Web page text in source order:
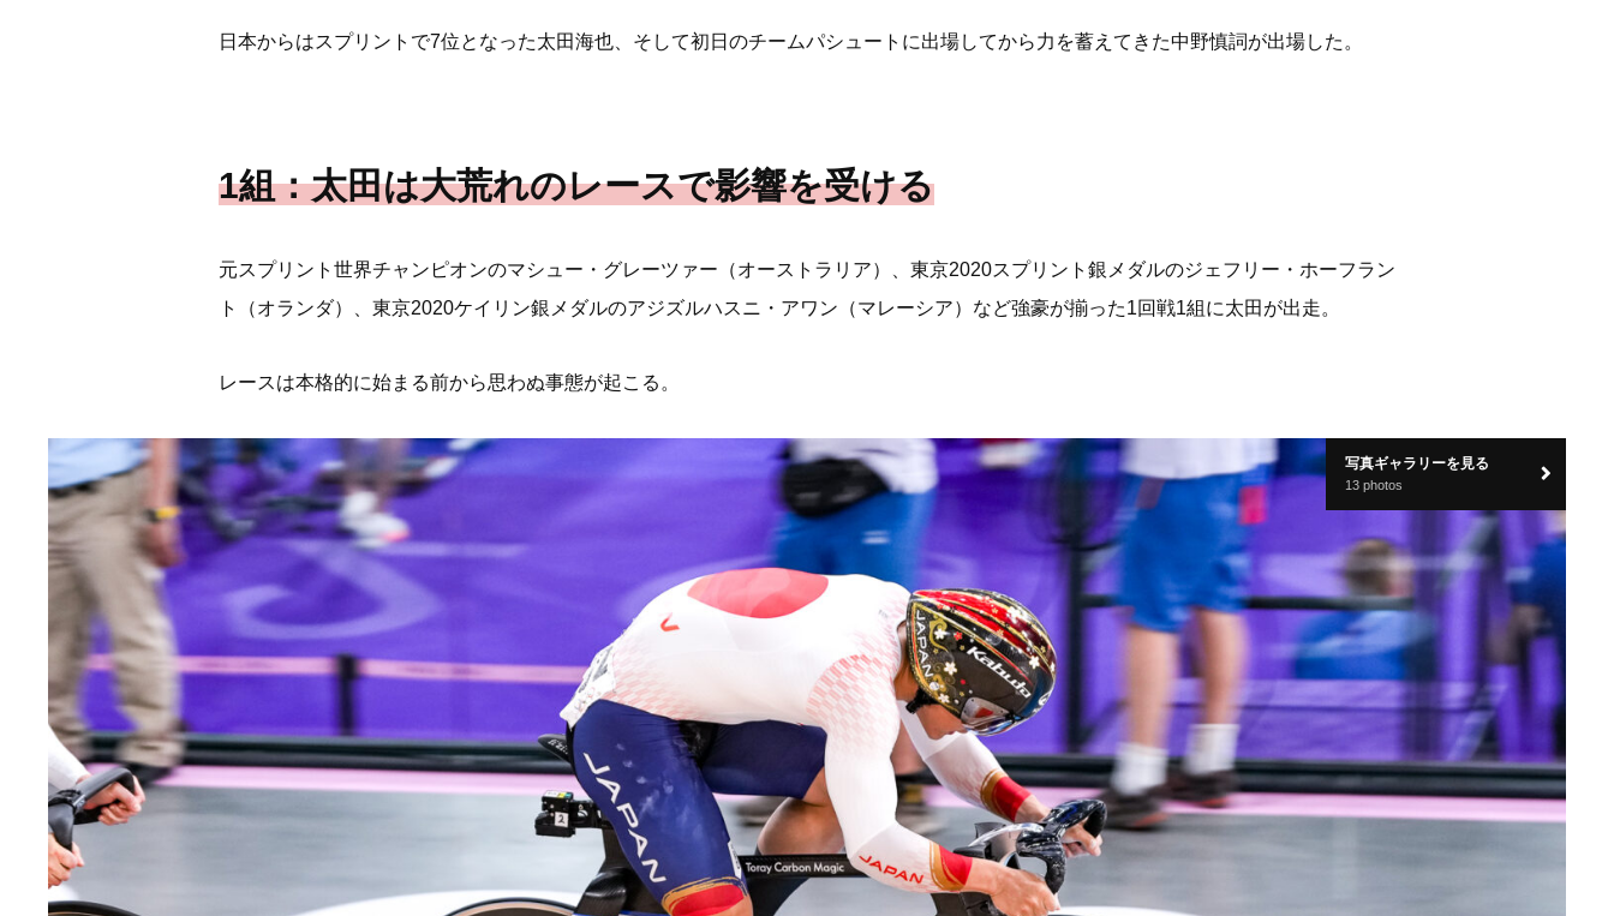
日本からはスプリントで7位となった太田海也、そして初日のチームパシュートに出場してから力を蓄えてきた中野慎詞が出場した。
1組：太田は大荒れのレースで影響を受ける
元スプリント世界チャンピオンのマシュー・グレーツァー（オーストラリア）、東京2020スプリント銀メダルのジェフリー・ホーフラン
ト（オランダ）、東京2020ケイリン銀メダルのアジズルハスニ・アワン（マレーシア）など強豪が揃った1回戦1組に太田が出走。
レースは本格的に始まる前から思わぬ事態が起こる。
写真ギャラリーを見る
13 photos